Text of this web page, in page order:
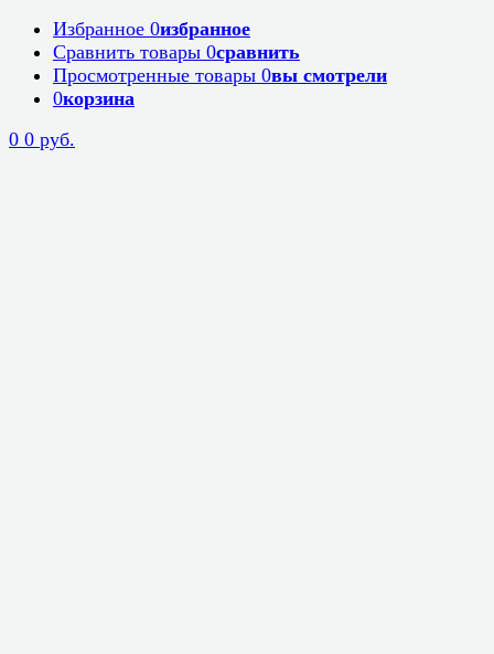
Избранное 0избранное
Сравнить товары 0сравнить
Просмотренные товары 0вы смотрели
0корзина
0 0 руб.